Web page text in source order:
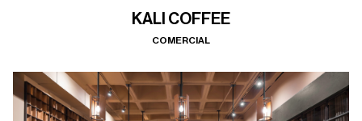
KALI COFFEE
COMERCIAL